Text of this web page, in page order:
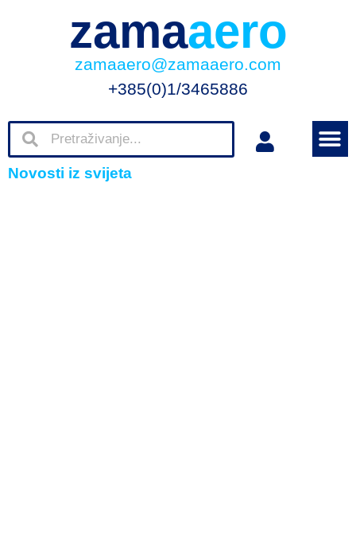
zamaaero
zamaaero@zamaaero.com
+385(0)1/3465886
Novosti iz svijeta